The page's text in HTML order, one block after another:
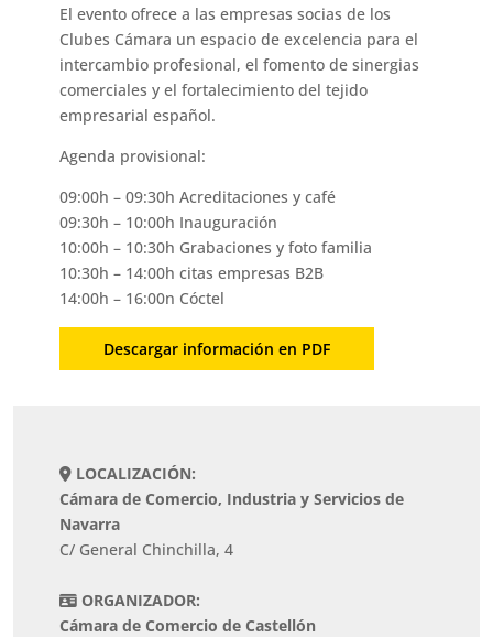
El evento ofrece a las empresas socias de los
Clubes Cámara un espacio de excelencia para el
intercambio profesional, el fomento de sinergias
comerciales y el fortalecimiento del tejido
empresarial español.
Agenda provisional:
09:00h – 09:30h Acreditaciones y café
09:30h – 10:00h Inauguración
10:00h – 10:30h Grabaciones y foto familia
10:30h – 14:00h citas empresas B2B
14:00h – 16:00n Cóctel
Descargar información en PDF
LOCALIZACIÓN:
Cámara de Comercio, Industria y Servicios de
Navarra
C/ General Chinchilla, 4
ORGANIZADOR:
Cámara de Comercio de Castellón